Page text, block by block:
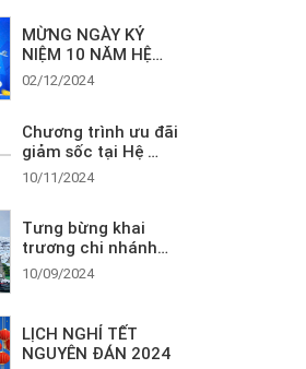
MỪNG NGÀY KỶ
NIỆM 10 NĂM HỆ
THỐNG NHA KHOA
PARI’S BÌNH DƯƠNG
THIỆN NỤ CƯỜI MỌI
NGƯỜI!
02/12/2024
Chương trình ưu đãi
giảm sốc tại Hệ
Thống Nha Khoa
Paris Bình Dương
10/11/2024
Tưng bừng khai
trương chi nhánh
mới Nha Khoa Pari’s
10 (Huỳnh Văn Lũy-
10/09/2024
LỊCH NGHỈ TẾT
NGUYÊN ĐÁN 2024